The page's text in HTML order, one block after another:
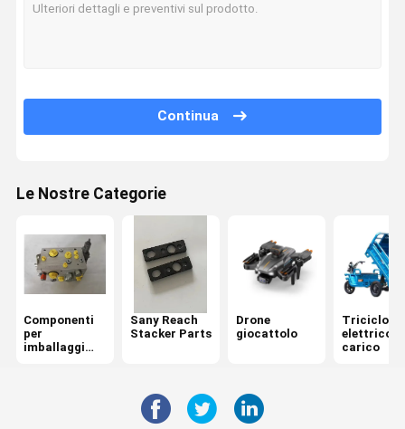
Casi
Richiedere
Componenti per imballaggi Kalmar Reach
Sany Reach Stacker Parts
Drone giocattolo
Continua
Le Nostre Categorie
Componenti
per
imballaggi
Sany Reach
Stacker Parts
Drone
giocattolo
Triciclo
elettrico
carico